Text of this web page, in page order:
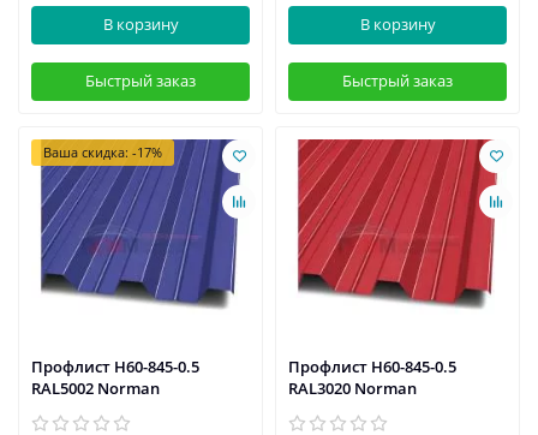
В корзину
Быстрый заказ
В корзину
Быстрый заказ
Ваша скидка: -17%
Профлист Н60-845-0.5
RAL5002 Norman
Профлист Н60-845-0.5
RAL3020 Norman